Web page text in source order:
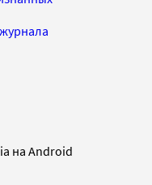
на Android